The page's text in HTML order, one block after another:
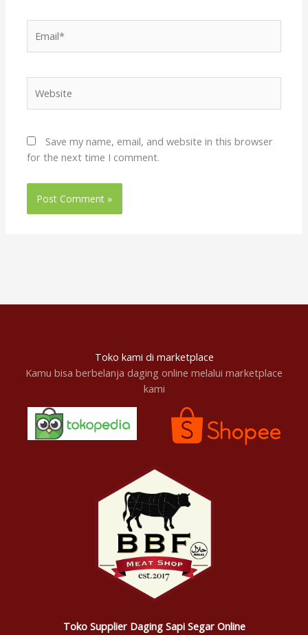
Save my name, email, and website in this browser
for the next time I comment.
Toko kami di marketplace
Kamu bisa berbelanja daging online melalui marketplace
kami
Toko Supplier Daging Sapi Segar Online